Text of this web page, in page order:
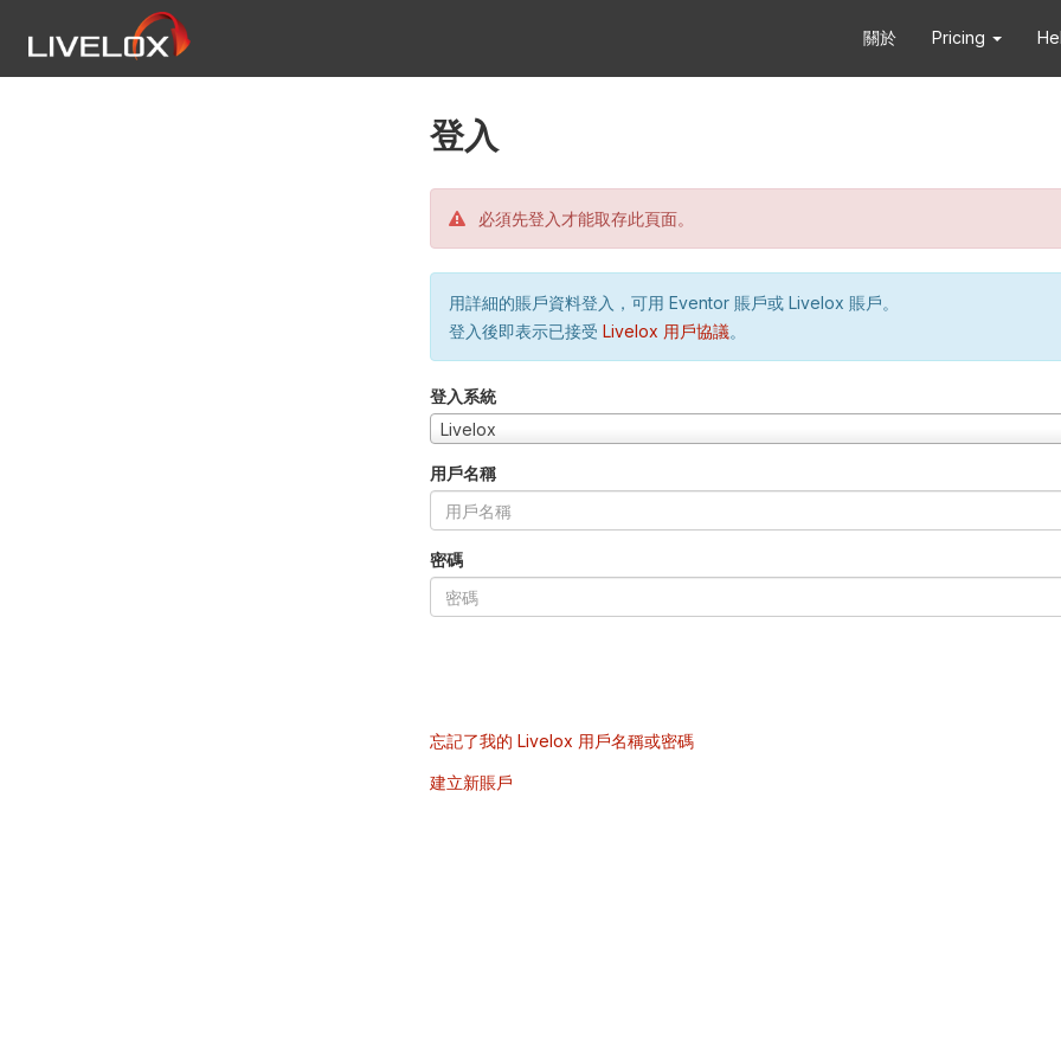
關於 Pricing
登入
必須先登入才能取存此頁面。
用詳細的賬戶資料登入，可用 Eventor 賬戶或 Livelox 賬戶。
登入後即表示已接受 Livelox 用戶協議。
登入系統
Livelox
用戶名稱
密碼
忘記了我的 Livelox 用戶名稱或密碼
建立新賬戶